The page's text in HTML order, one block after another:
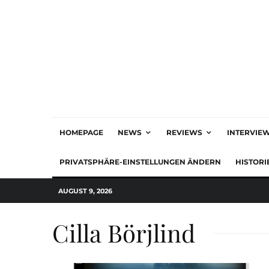
HOMEPAGE NEWS REVIEWS
PRIVATSPHÄRE-EINSTELLUNGEN ÄNDERN
AUGUST 9, 2026
Cilla Börjlind